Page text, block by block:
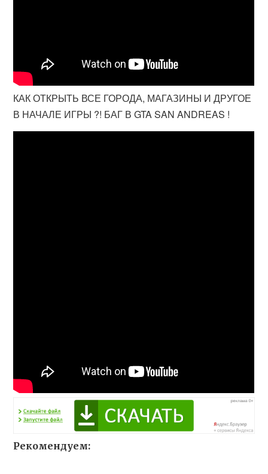
КАК ОТКРЫТЬ ВСЕ ГОРОДА, МАГАЗИНЫ И ДРУГОЕ
В НАЧАЛЕ ИГРЫ ?! БАГ В GTA SAN ANDREAS !
Рекомендуем: